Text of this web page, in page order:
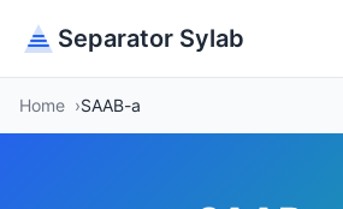
Separator Sylab
Home SAAB-a